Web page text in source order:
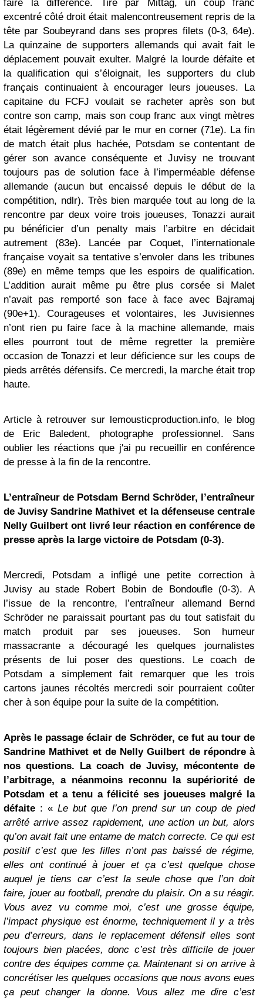
faire la différence. Tiré par Mittag, un coup franc
excentré côté droit était malencontreusement repris de la
tête par Soubeyrand dans ses propres filets (0-3, 64e).
La quinzaine de supporters allemands qui avait fait le
déplacement pouvait exulter. Malgré la lourde défaite et
la qualification qui s’éloignait, les supporters du club
français continuaient à encourager leurs joueuses. La
capitaine du FCFJ voulait se racheter après son but
contre son camp, mais son coup franc aux vingt mètres
était légèrement dévié par le mur en corner (71e). La fin
de match était plus hachée, Potsdam se contentant de
gérer son avance conséquente et Juvisy ne trouvant
toujours pas de solution face à l’imperméable défense
allemande (aucun but encaissé depuis le début de la
compétition, ndlr). Très bien marquée tout au long de la
rencontre par deux voire trois joueuses, Tonazzi aurait
pu bénéficier d’un penalty mais l’arbitre en décidait
autrement (83e). Lancée par Coquet, l’internationale
française voyait sa tentative s’envoler dans les tribunes
(89e) en même temps que les espoirs de qualification.
L’addition aurait même pu être plus corsée si Malet
n’avait pas remporté son face à face avec Bajramaj
(90e+1). Courageuses et volontaires, les Juvisiennes
n’ont rien pu faire face à la machine allemande, mais
elles pourront tout de même regretter la première
occasion de Tonazzi et leur déficience sur les coups de
pieds arrêtés défensifs. Ce mercredi, la marche était trop
haute.
Article à retrouver sur lemousticproduction.info, le blog
de Eric Baledent, photographe professionnel. Sans
oublier les réactions que j'ai pu recueillir en conférence
de presse à la fin de la rencontre.
L’entraîneur de Potsdam Bernd Schröder, l’entraîneur
de Juvisy Sandrine Mathivet et la défenseuse centrale
Nelly Guilbert ont livré leur réaction en conférence de
presse après la large victoire de Potsdam (0-3).
Mercredi, Potsdam a infligé une petite correction à
Juvisy au stade Robert Bobin de Bondoufle (0-3). A
l’issue de la rencontre, l’entraîneur allemand Bernd
Schröder ne paraissait pourtant pas du tout satisfait du
match produit par ses joueuses. Son humeur
massacrante a découragé les quelques journalistes
présents de lui poser des questions. Le coach de
Potsdam a simplement fait remarquer que les trois
cartons jaunes récoltés mercredi soir pourraient coûter
cher à son équipe pour la suite de la compétition.
Après le passage éclair de Schröder, ce fut au tour de
Sandrine Mathivet et de Nelly Guilbert de répondre à
nos questions. La coach de Juvisy, mécontente de
l’arbitrage, a néanmoins reconnu la supériorité de
Potsdam et a tenu a félicité ses joueuses malgré la
défaite : «Le but que l’on prend sur un coup de pied
arrêté arrive assez rapidement, une action un but, alors
qu’on avait fait une entame de match correcte. Ce qui est
positif c’est que les filles n’ont pas baissé de régime,
elles ont continué à jouer et ça c’est quelque chose
auquel je tiens car c’est la seule chose que l’on doit
faire, jouer au football, prendre du plaisir. On a su réagir.
Vous avez vu comme moi, c’est une grosse équipe,
l’impact physique est énorme, techniquement il y a très
peu d’erreurs, dans le replacement défensif elles sont
toujours bien placées, donc c’est très difficile de jouer
contre des équipes comme ça. Maintenant si on arrive à
concrétiser les quelques occasions que nous avons eues
ça peut changer la donne. Vous allez me dire c’est